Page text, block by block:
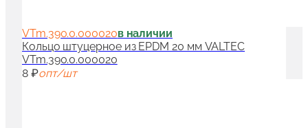
VTm.390.0.000020в наличии
Кольцо штуцерное из EPDM 20 мм VALTEC
VTm.390.0.000020
8 ₽опт/шт